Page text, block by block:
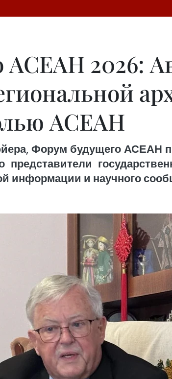
2026:
АСЕАН
Форум будущего АСЕАН
представители
информации и научного